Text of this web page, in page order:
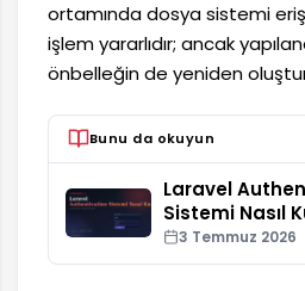
ortamında dosya sistemi
işlem yararlıdır; ancak
önbelleğin de yeniden
Bunu da okuyun
Laravel
Sistemi Nasıl
3 Temmuz 2026